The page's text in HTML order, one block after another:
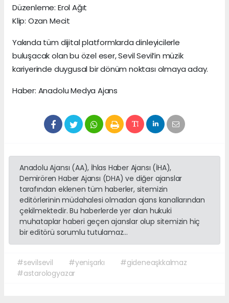
Düzenleme: Erol Ağıt
Klip: Ozan Mecit
Yakında tüm dijital platformlarda dinleyicilerle
buluşacak olan bu özel eser, Sevil Sevil’in müzik
kariyerinde duygusal bir dönüm noktası olmaya aday.
Haber: Anadolu Medya Ajans
Anadolu Ajansı (AA), İhlas Haber Ajansı (İHA),
Demirören Haber Ajansı (DHA) ve diğer ajanslar
tarafından eklenen tüm haberler, sitemizin
editörlerinin müdahalesi olmadan ajans kanallarından
çekilmektedir. Bu haberlerde yer alan hukuki
muhataplar haberi geçen ajanslar olup sitemizin hiç
bir editörü sorumlu tutulamaz...
#sevilsevil #yenişarkı
#gideneaşkkalmaz
#astarologyazar